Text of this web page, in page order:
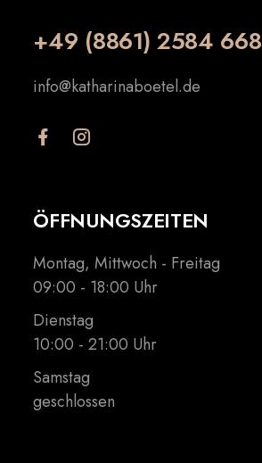
+49 (8861) 2584 668
info@katharinaboetel.de
ÖFFNUNGSZEITEN
Montag, Mittwoch - Freitag
09:00 - 18:00 Uhr
Dienstag
10:00 - 21:00 Uhr
Samstag
geschlossen